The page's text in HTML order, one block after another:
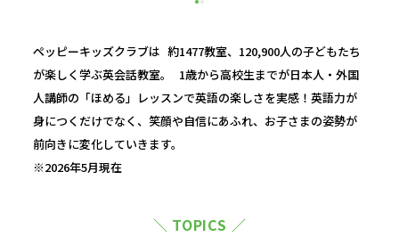
ペッピーキッズクラブは 約1477教室、120,900人の子どもたち
が楽しく学ぶ英会話教室。 1歳から高校生までが日本人・外国
人講師の「ほめる」レッスンで英語の楽しさを実感！英語力が
身につくだけでなく、笑顔や自信にあふれ、お子さまの姿勢が
前向きに変化していきます。
※2026年5月現在
＼ TOPICS ／